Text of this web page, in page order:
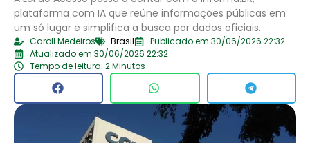
plataforma com IA que reúne informações públicas em
um só lugar e simplifica a busca por dados oficiais.
Caroll Medeiros Brasil
Publicado em 30/06/2026 22:32
Atualizado em 30/06/2026 22:32
Tempo de leitura: 2 Minutos